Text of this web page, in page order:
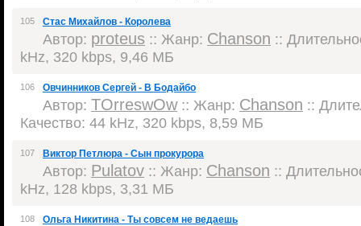
105 Стас Михайлов - Королева
Автор: proteus :: Жанр: Chanson ::
kHz, 320 kbps, 9,46 МБ
106 Овчинников Сергей - В Бодайбо
Автор: TOrreswOw:: Жанр: Chanson ::
Качество: 44 kHz, 320 kbps, 8,59 МБ
107 Виктор Петлюра - Сын прокурора
Автор: Pulatov :: Жанр: Chanson ::
kHz, 128 kbps, 3,31 МБ
108 Ольга Никитина - Ты совсем не ведаешь